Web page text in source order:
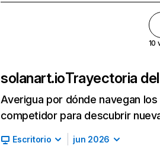
10
solanart.ioTrayectoria
Averigua por dónde navegan
competidor para descubrir
Escritorio jun 2026